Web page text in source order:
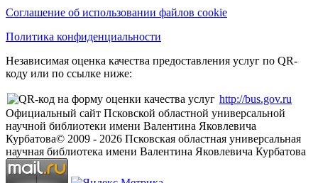
Соглашение об использовании файлов cookie
Политика конфиденциальности
Независимая оценка качества предоставления услуг по QR-
коду или по ссылке ниже:
http://bus.gov.ru
Официальный сайт Псковской областной универсальной
научной библиотеки имени Валентина Яковлевича
Курбатова© 2009 - 2026 Псковская областная универсальная
научная библиотека имени Валентина Яковлевича Курбатова